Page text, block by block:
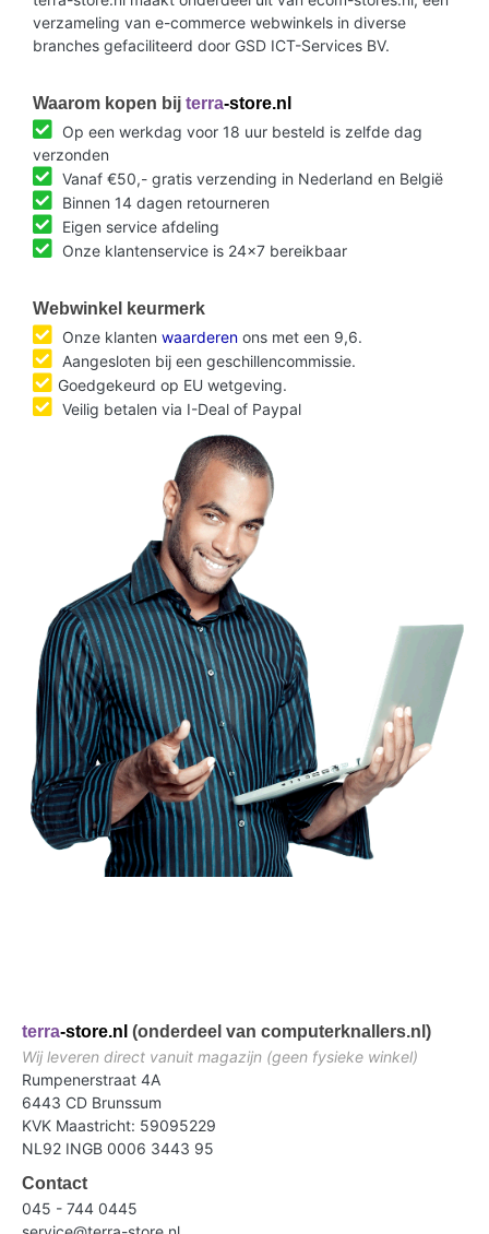
verzameling van e-commerce webwinkels in diverse
branches gefaciliteerd door GSD ICT-Services BV.
Waarom kopen bij terra-store.nl
Op een werkdag voor 18 uur besteld is zelfde dag
verzonden
Vanaf €50,- gratis verzending in Nederland en België
Binnen 14 dagen retourneren
Eigen service afdeling
Onze klantenservice is 24x7 bereikbaar
Webwinkel keurmerk
Onze klanten waarderen ons met een 9,6.
Aangesloten bij een geschillencommissie.
Goedgekeurd op EU wetgeving.
Veilig betalen via I-Deal of Paypal
terra-store.nl (onderdeel van computerknallers.nl)
Wij leveren direct vanuit magazijn (geen fysieke winkel)
Rumpenerstraat 4A
6443 CD Brunssum
KVK Maastricht: 59095229
NL92 INGB 0006 3443 95
Contact
045 - 744 0445